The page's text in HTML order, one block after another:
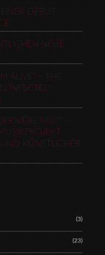
DEBUT-
NEUE
ALIVE“ – THE
INFECTED
NUIT“ –
KÜNSTLICHER
(3)
(23)